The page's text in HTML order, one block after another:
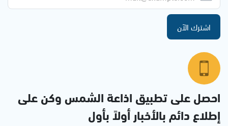
اشترك الآن
احصل على تطبيق اذاعة الشمس وكن على
إطلاع دائم بالأخبار أولاً بأول